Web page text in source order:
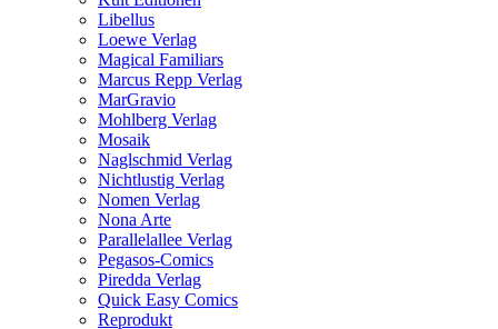
Libellus
Loewe Verlag
Magical Familiars
Marcus Repp Verlag
MarGravio
Mohlberg Verlag
Mosaik
Naglschmid Verlag
Nichtlustig Verlag
Nomen Verlag
Nona Arte
Parallelallee Verlag
Pegasos-Comics
Piredda Verlag
Quick Easy Comics
Reprodukt